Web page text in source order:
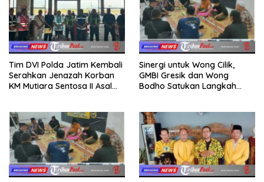
Tim DVI Polda Jatim Kembali
Serahkan Jenazah Korban
KM Mutiara Sentosa II Asal
Sinergi untuk Wong Cilik,
GMBI Gresik dan Wong
Bodho Satukan Langkah